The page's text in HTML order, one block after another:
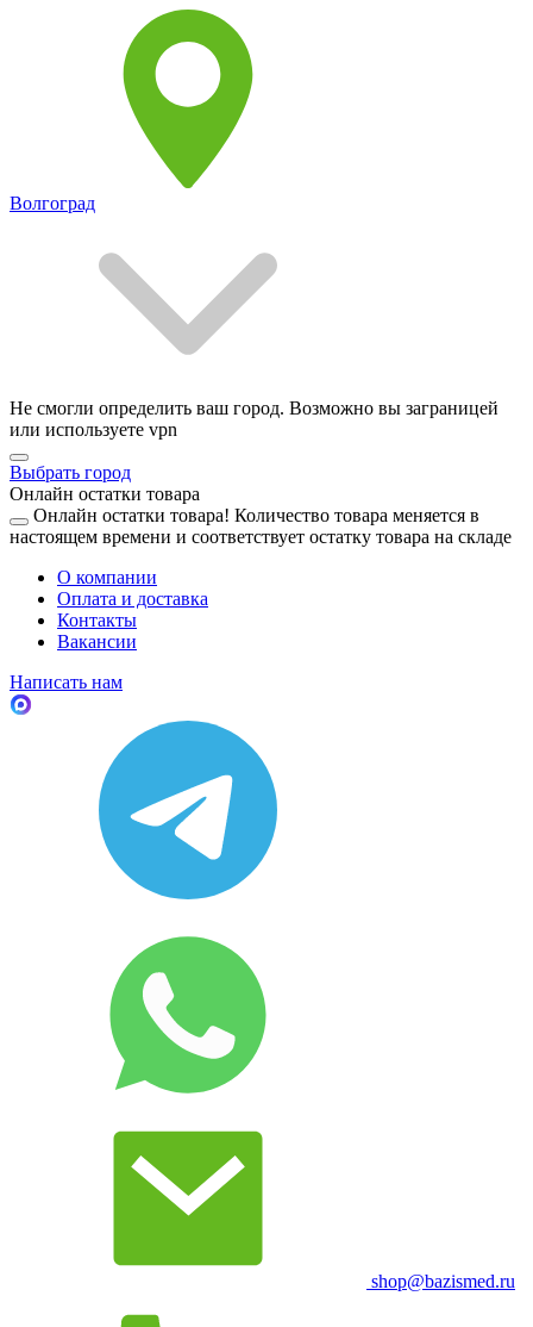
Волгоград
Не смогли определить ваш город. Возможно вы заграницей
или используете vpn
Выбрать город
Онлайн остатки товара
Онлайн остатки товара! Количество товара меняется в
настоящем времени и соответствует остатку товара на складе
О компании
Оплата и доставка
Контакты
Вакансии
Написать нам
shop@bazismed.ru